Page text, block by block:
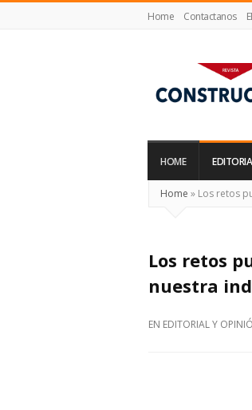
Home Contactanos
Construcción
HOME
Home » Los retos
Los retos
nuestra
EN EDITORIAL Y